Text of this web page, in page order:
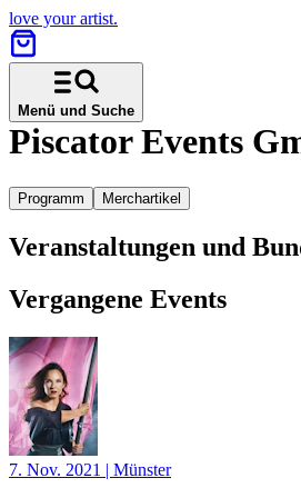
love your artist.
Menü und Suche
Piscator Events
Programm Merchartikel
Veranstaltungen und
Vergangene Events
7. Nov. 2021 | Münster